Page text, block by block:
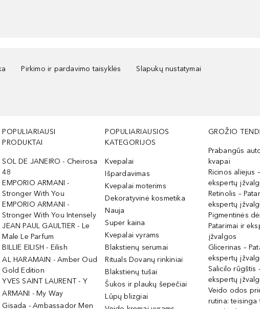
Pirkimo ir pardavimo taisyklės Slapukų nustatymai
POPULIARIAUSI
PRODUKTAI
SOL DE JANEIRO - Cheirosa
48
EMPORIO ARMANI -
Stronger With You
EMPORIO ARMANI -
Stronger With You Intensely
JEAN PAUL GAULTIER - Le
Male Le Parfum
BILLIE EILISH - Eilish
AL HARAMAIN - Amber Oud
Gold Edition
YVES SAINT LAURENT - Y
ARMANI - My Way
Gisada - Ambassador Men
POPULIARIAUSIOS
KATEGORIJOS
Kvepalai
Išpardavimas
Kvepalai moterims
Dekoratyvinė kosmetika
Nauja
Super kaina
Kvepalai vyrams
Blakstienų serumai
Rituals Dovanų rinkiniai
Blakstienų tušai
Šukos ir plaukų šepečiai
Lūpų blizgiai
GROŽIO
Prabangūs
kvapai
Ricinos aliejus
ekspertų
Retinolis –
ekspertų
Pigmentinės
Patarimai ir
įžvalgos
Glicerinas –
ekspertų
Salicilo rūgštis
ekspertų
Veido odos
rutina: teisinga